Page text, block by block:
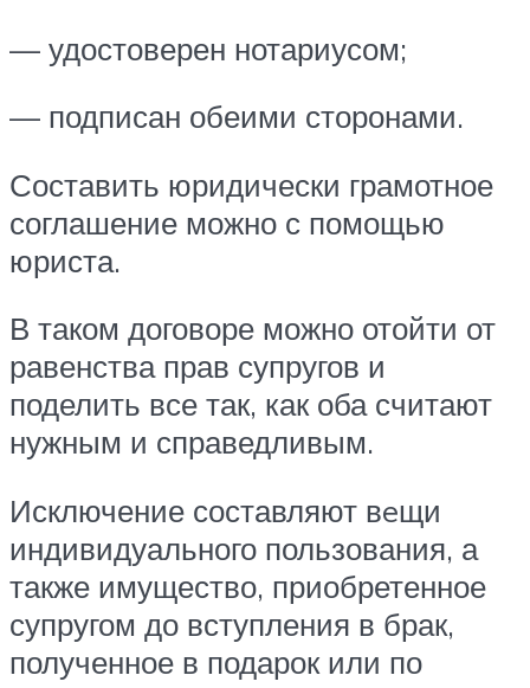
— удостоверен нотариусом;
— подписан обеими сторонами.
Составить юридически грамотное
соглашение можно с помощью
юриста.
В таком договоре можно отойти от
равенства прав супругов и
поделить все так, как оба считают
нужным и справедливым.
Исключение составляют вeщи
индивидуального пользования, а
также имущество, приобретенное
супругом до вступления в брак,
полученное в подарок или по